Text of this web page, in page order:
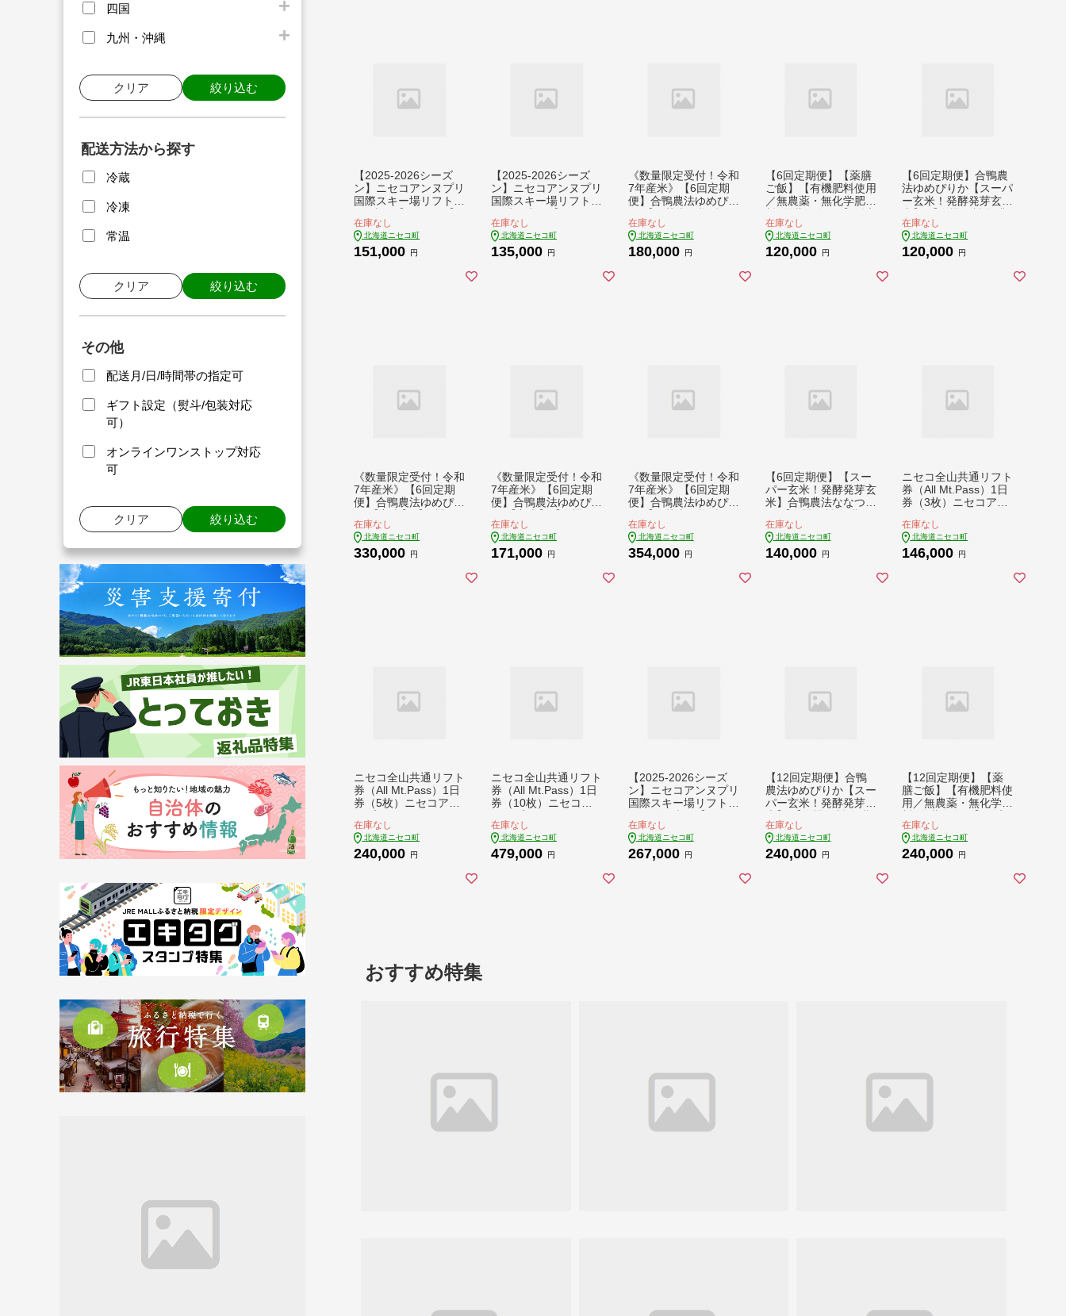
四国
九州・沖縄
クリア 絞り込む
配送方法から探す
冷蔵
冷凍
常温
クリア 絞り込む
その他
配送月/日/時間帯の指定可
ギフト設定（熨斗/包装対応
可）
オンラインワンストップ対応
可
クリア 絞り込む
【2025-2026シーズ
ン】ニセコアンヌプリ
国際スキー場リフト券
在庫なし
北海道ニセコ町
151,000 円
【2025-2026シーズ
ン】ニセコアンヌプリ
国際スキー場リフト券
2】
在庫なし
北海道ニセコ町
135,000 円
《数量限定受付！令和
7年産米》【6回定期
便】合鴨農法ゆめぴり
米】【有機肥料/無農
薬・無化学肥料･備蓄
用】令和7年度米 正味
在庫なし
北海道ニセコ町
180,000 円
【6回定期便】【薬膳
ご飯】【有機肥料使用
／無農薬・無化学肥
米の発芽三昧1.4kg
（350g×4）水田環境
鑑定・米食味鑑定士鑑
在庫なし
北海道ニセコ町
120,000 円
【6回定期便】合鴨農
法ゆめぴりか【スーパ
ー玄米！発酵発芽玄
薬・無化学肥料･備蓄
用】令和６年度米 1.8
kg(450g×4袋) 水田環
在庫なし
北海道ニセコ町
120,000 円
《数量限定受付！令和
7年産米》【6回定期
便】合鴨農法ゆめぴり
料/無農薬・無化学肥
料･備蓄用】 令和7年
度米 10kg(1kg×10
在庫なし
北海道ニセコ町
330,000 円
《数量限定受付！令和
7年産米》【6回定期
便】合鴨農法ゆめぴり
料/無農薬・無化学肥
料･備蓄用】 令和7年
度米 5kg(1kg×5袋)
在庫なし
北海道ニセコ町
171,000 円
《数量限定受付！令和
7年産米》【6回定期
便】合鴨農法ゆめぴり
米】【有機肥料/無農
薬・無化学肥料･備蓄
用】令和7年度米 正味
在庫なし
北海道ニセコ町
354,000 円
【6回定期便】【スー
パー玄米！発酵発芽玄
米】合鴨農法ななつぼ
薬・無化学肥料･備蓄
用】令和６年度米 1.8
kg(450g×4袋) 水田環
在庫なし
北海道ニセコ町
140,000 円
ニセコ全山共通リフト
券（All Mt.Pass）1日
券（3枚）ニセコアン
ジ引換専用【350030
2】
在庫なし
北海道ニセコ町
146,000 円
ニセコ全山共通リフト
券（All Mt.Pass）1日
券（5枚）ニセコアン
ジ引換専用【350040
2】
在庫なし
北海道ニセコ町
240,000 円
ニセコ全山共通リフト
券（All Mt.Pass）1日
券（10枚）ニセコア
ッジ引換専用【35005
02】
在庫なし
北海道ニセコ町
479,000 円
【2025-2026シーズ
ン】ニセコアンヌプリ
国際スキー場リフト券
02】
在庫なし
北海道ニセコ町
267,000 円
【12回定期便】合鴨
農法ゆめぴりか【スー
パー玄米！発酵発芽玄
薬・無化学肥料･備蓄
用】令和６年度米 1.8
kg(450g×4袋) 水田環
在庫なし
北海道ニセコ町
240,000 円
【12回定期便】【薬
膳ご飯】【有機肥料使
用／無農薬・無化学肥
米の発芽三昧1.4kg
（350g×4）水田環境
鑑定・米食味鑑定士鑑
在庫なし
北海道ニセコ町
240,000 円
おすすめ特集